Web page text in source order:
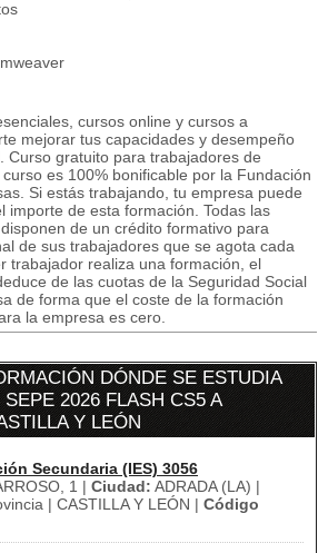
cursos online y cursos a
mejorar tus capacidades y desempeño
Curso gratuito para trabajadores de
es 100% bonificable por la Fundación
Si estás trabajando, tu empresa puede
importe de esta formación. Todas las
de un crédito formativo para
de sus trabajadores que se agota cada
trabajador realiza una formación, el
de las cuotas de la Seguridad Social
de forma que el coste de la formación
la empresa es cero.
DÓNDE SE ESTUDIA
2026 FLASH CS5 A
Y LEÓN
Secundaria (IES) 3056
1 | Ciudad: ADRADA (LA) |
| CASTILLA Y LEÓN | Código